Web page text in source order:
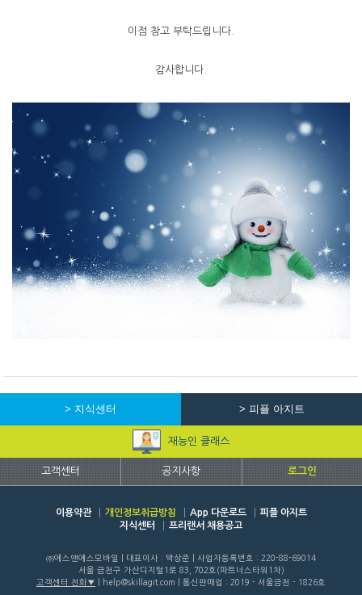
이점 참고 부탁드립니다.
감사합니다.
> 지식센터 > 피플 아지트
재능인 클래스
고객센터 공지사항 로그인
이용약관 개인정보취급방침 App 다운로드
피플 아지트
지식센터
프리랜서 채용공고
㈜에스앤에스모바일 | 대표이사 : 박상준 | 사업자등록번호 : 220-88-69014
서울 금천구 가산디지털1로 83, 702호(파트너스타워1차)
고객센터 전화
| help@skillagit.com | 통신판매업 : 2019 - 서울금천 - 1826호